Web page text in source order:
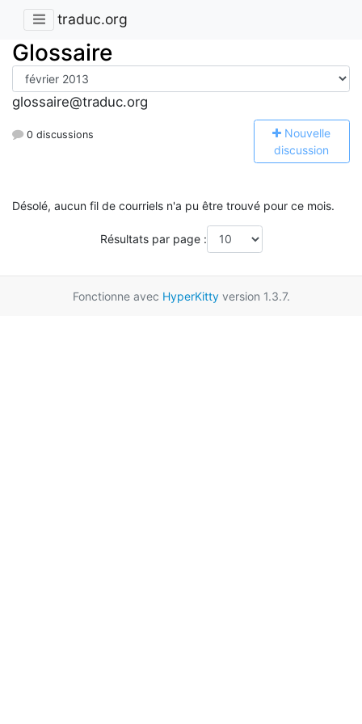
traduc.org
Glossaire
glossaire@traduc.org
0 discussions Nouvelle
discussion
Désolé, aucun fil de courriels n'a pu être trouvé pour ce mois.
Résultats par page :
Fonctionne avec HyperKittyversion 1.3.7.